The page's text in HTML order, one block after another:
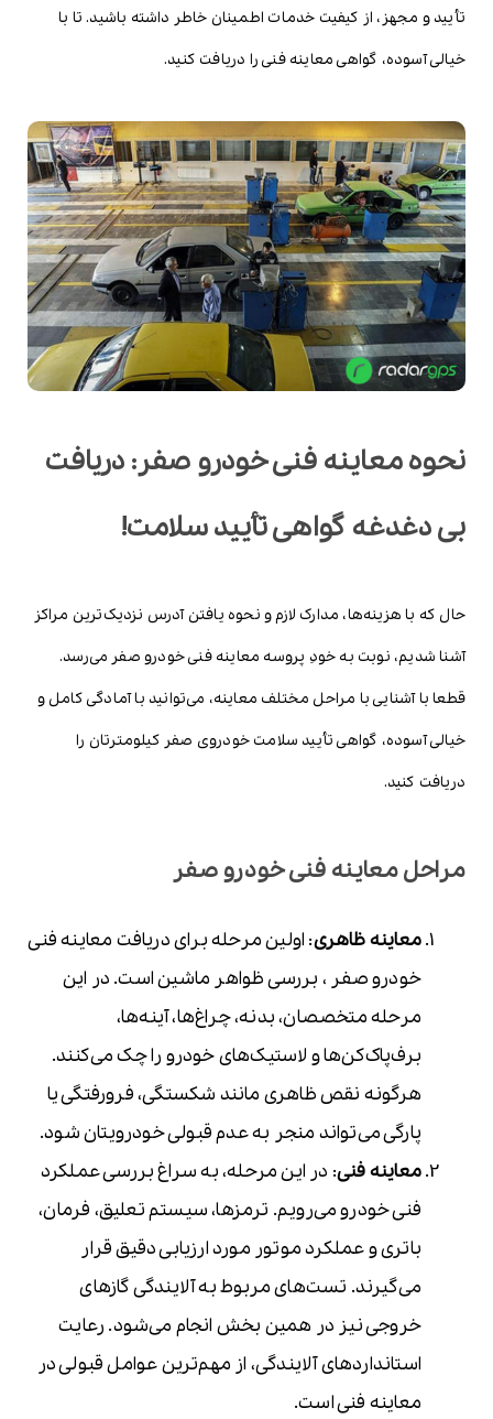
تأیید و مجهز، از کیفیت خدمات اطمینان خاطر داشته باشید. تا با
خیالی آسوده، گواهی معاینه فنی را دریافت کنید.
نحوه معاینه فنی خودرو صفر: دریافت
بی دغدغه گواهی تأیید سلامت!
حال که با هزینه‌ها، مدارک لازم و نحوه یافتن آدرس نزدیک‌ترین مراکز
آشنا شدیم، نوبت به خودِ پروسه معاینه فنی خودرو صفر می‌رسد.
قطعا با آشنایی با مراحل مختلف معاینه، می‌توانید با آمادگی کامل و
خیالی آسوده، گواهی تأیید سلامت خودروی صفر کیلومترتان را
دریافت کنید.
مراحل معاینه فنی خودرو صفر
معاینه ظاهری: اولین مرحله برای دریافت معاینه فنی
خودرو صفر ، بررسی ظواهر ماشین است. در این
مرحله متخصصان، بدنه، چراغ‌ها، آینه‌ها،
برف‌پاک‌کن‌ها و لاستیک‌های خودرو را چک می‌کنند.
هرگونه نقص ظاهری مانند شکستگی، فرورفتگی یا
پارگی می‌تواند منجر به عدم قبولی خودرویتان شود.
معاینه فنی: در این مرحله، به سراغ بررسی عملکرد
فنی خودرو می‌رویم. ترمزها، سیستم تعلیق، فرمان،
باتری و عملکرد موتور مورد ارزیابی دقیق قرار
می‌گیرند. تست‌های مربوط به آلایندگی گازهای
خروجی نیز در همین بخش انجام می‌شود. رعایت
استانداردهای آلایندگی، از مهم‌ترین عوامل قبولی در
معاینه فنی است.